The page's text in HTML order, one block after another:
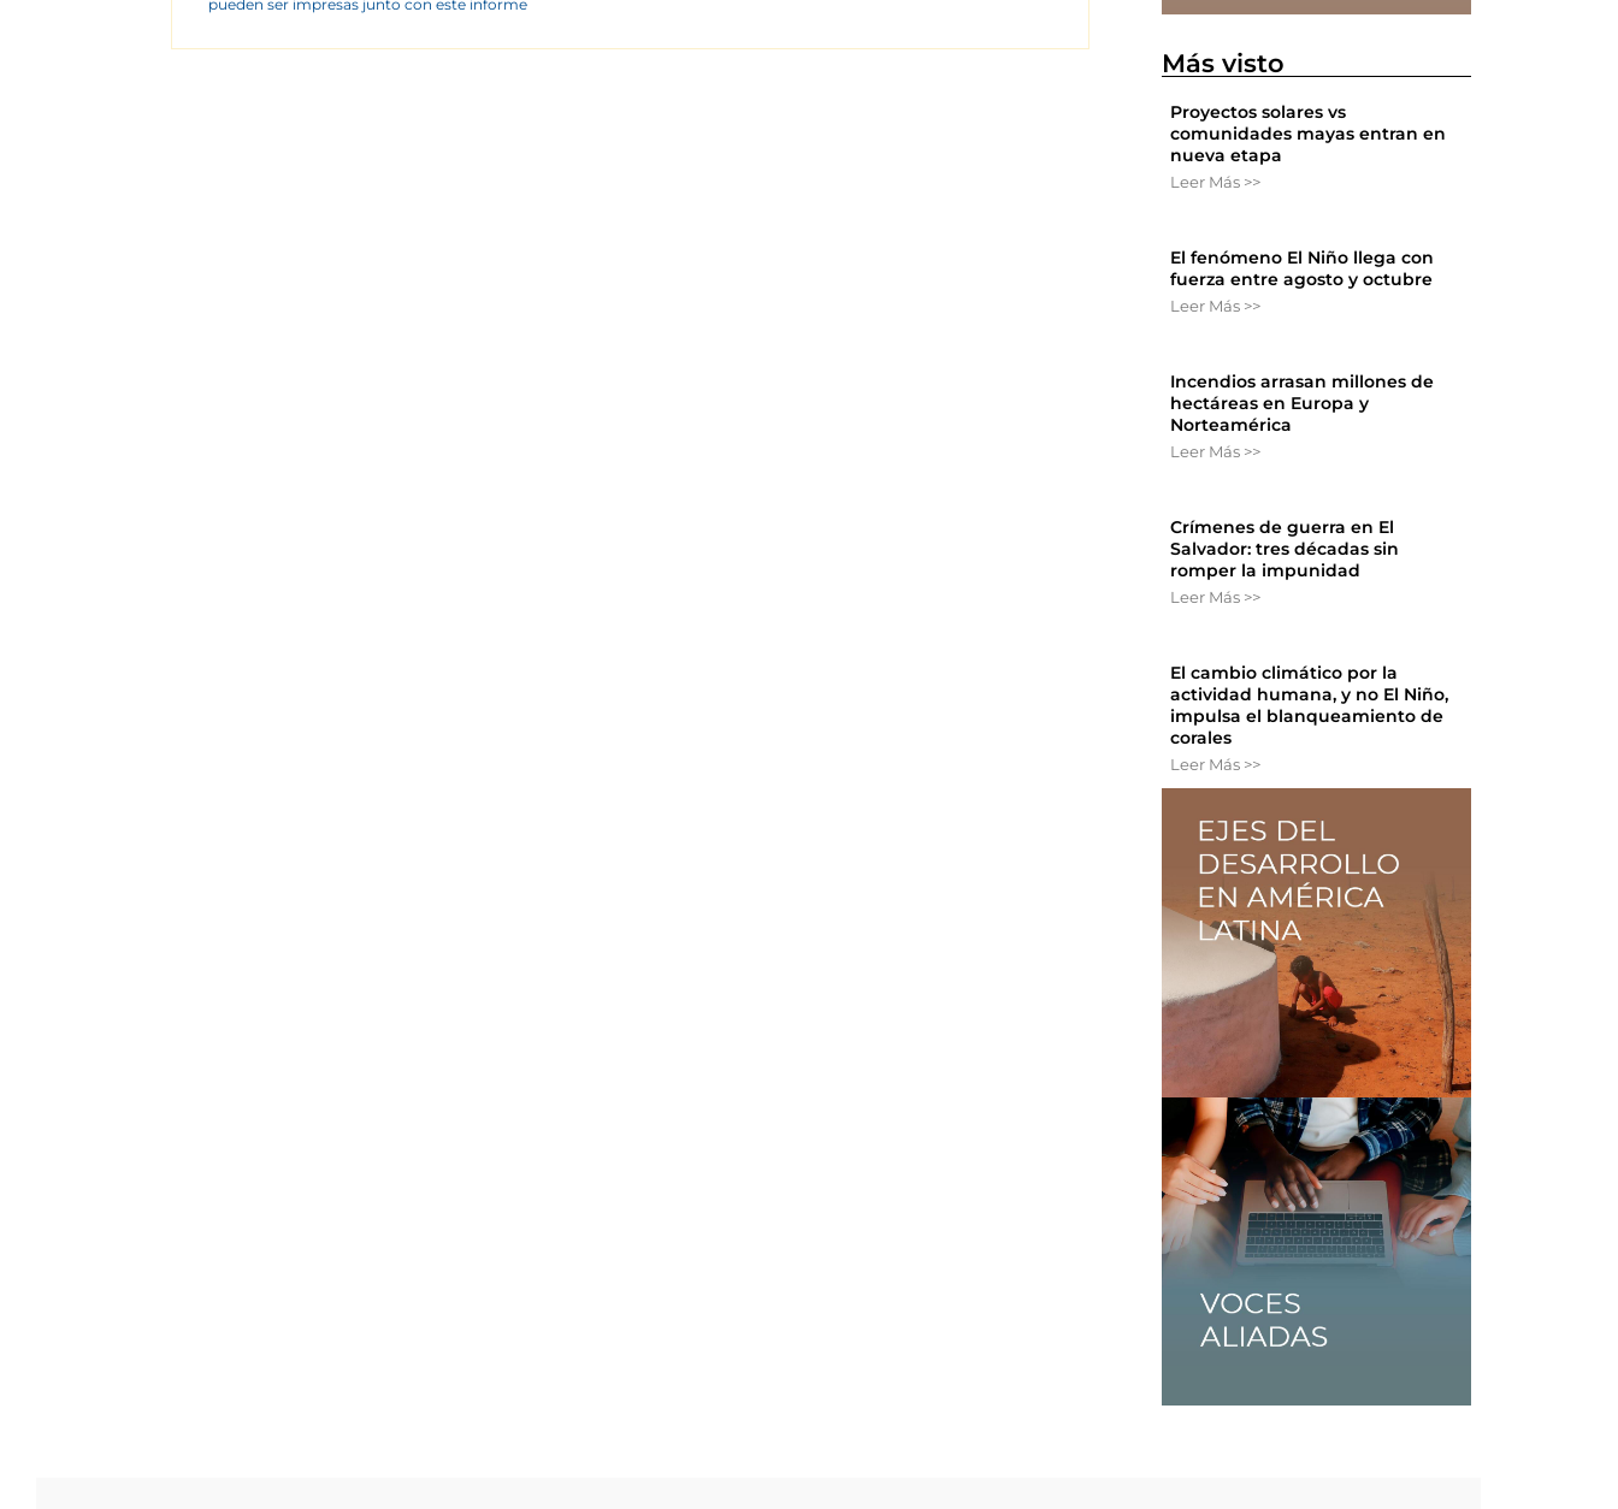
pueden ser impresas junto con este informe
Más visto
Proyectos solares vs
comunidades mayas entran en
nueva etapa
Leer Más >>
El fenómeno El Niño llega con
fuerza entre agosto y octubre
Leer Más >>
Incendios arrasan millones de
hectáreas en Europa y
Norteamérica
Leer Más >>
Crímenes de guerra en El
Salvador: tres décadas sin
romper la impunidad
Leer Más >>
El cambio climático por la
actividad humana, y no El Niño,
impulsa el blanqueamiento de
corales
Leer Más >>